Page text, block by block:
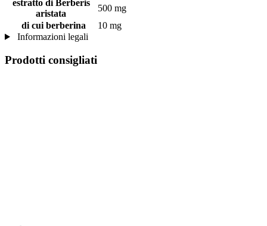
estratto di Berberis
aristata
500 mg
di cui berberina
10 mg
Informazioni legali
Prodotti consigliati